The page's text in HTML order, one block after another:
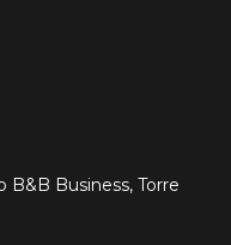
B&B Business, Torre